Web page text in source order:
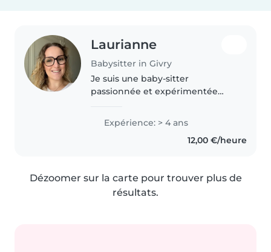
Laurianne
Babysitter in Givry
Je suis une baby-sitter
passionnée et expérimentée
avec les enfants de tous âges. J'ai
une certification en petite
enfance (Cap AEPE) et je suis à
Expérience: > 4 ans
12,00 €/heure
Dézoomer sur la carte pour trouver plus de
résultats.